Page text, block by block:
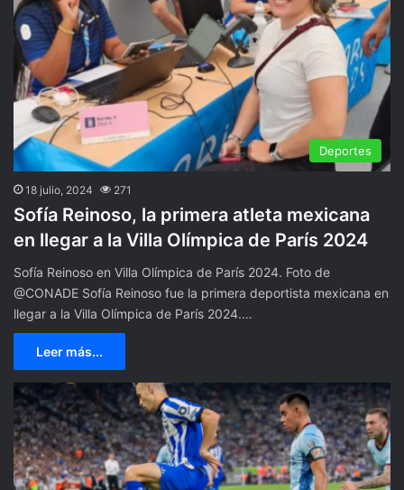
Deportes
18 julio, 2024 271
Sofía Reinoso, la primera atleta mexicana
en llegar a la Villa Olímpica de París 2024
Sofía Reinoso en Villa Olímpica de París 2024. Foto de
@CONADE Sofía Reinoso fue la primera deportista mexicana en
llegar a la Villa Olímpica de París 2024.…
Leer más...